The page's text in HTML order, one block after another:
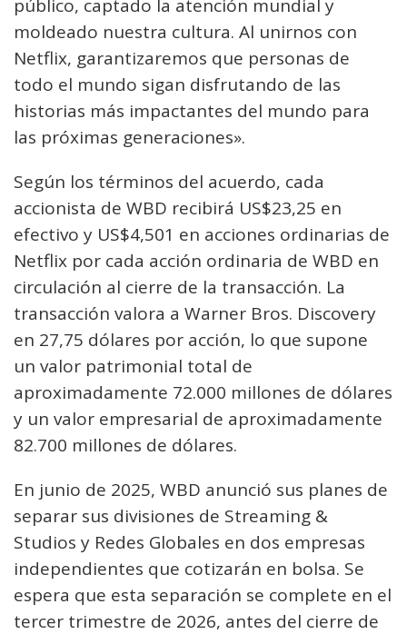
público, captado la atención mundial y
moldeado nuestra cultura. Al unirnos con
Netflix, garantizaremos que personas de
todo el mundo sigan disfrutando de las
historias más impactantes del mundo para
las próximas generaciones».
Según los términos del acuerdo, cada
accionista de WBD recibirá US$23,25 en
efectivo y US$4,501 en acciones ordinarias de
Netflix por cada acción ordinaria de WBD en
circulación al cierre de la transacción. La
transacción valora a Warner Bros. Discovery
en 27,75 dólares por acción, lo que supone
un valor patrimonial total de
aproximadamente 72.000 millones de dólares
y un valor empresarial de aproximadamente
82.700 millones de dólares.
En junio de 2025, WBD anunció sus planes de
separar sus divisiones de Streaming &
Studios y Redes Globales en dos empresas
independientes que cotizarán en bolsa. Se
espera que esta separación se complete en el
tercer trimestre de 2026, antes del cierre de